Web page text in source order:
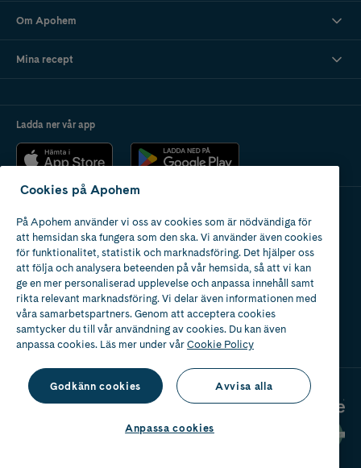
Om Apohem
Mina recept
Ladda ner vår app
Apotek med tillstånd
av Läkemedelsverket
Cookies på Apohem
På Apohem använder vi oss av cookies som är nödvändiga för
att hemsidan ska fungera som den ska. Vi använder även cookies
för funktionalitet, statistik och marknadsföring. Det hjälper oss
att följa och analysera beteenden på vår hemsida, så att vi kan
ge en mer personaliserad upplevelse och anpassa innehåll samt
rikta relevant marknadsföring. Vi delar även informationen med
våra samarbetspartners. Genom att acceptera cookies
samtycker du till vår användning av cookies. Du kan även
anpassa cookies. Läs mer under vårCookie Policy
Godkänn cookies Avvisa alla
Anpassa cookies